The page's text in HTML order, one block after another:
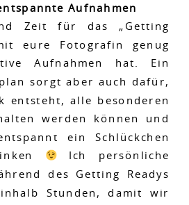
Aufnahmen
Zeit für das „Getting
eure Fotografin genug
Aufnahmen hat. Ein
sorgt aber auch dafür,
entsteht, alle besonderen
werden können und
ein Schlückchen
Ich persönliche
des Getting Readys
Stunden, damit wir